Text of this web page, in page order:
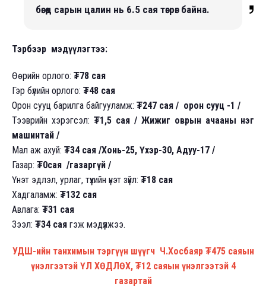
бөгөөд сарын цалин нь 6.5 сая төгрөг байна.
Тэрбээр мэдүүлэгтээ:
Өөрийн орлого: ₮78 сая
Гэр бүлийн орлого: ₮48 сая
Орон сууц барилга байгууламж: ₮247 сая / орон сууц -1 /
Тээврийн хэрэгсэл: ₮1,5 сая / Жижиг оврын ачааны нэг
машинтай /
Мал аж ахуй: ₮34 сая /Хонь-25, Үхэр-30, Адуу-17 /
Газар: ₮0сая /газаргүй /
Үнэт эдлэл, урлаг, түүхийн үнэт зүйл: ₮18 сая
Хадгаламж: ₮132 сая
Авлага: ₮31 сая
Зээл: ₮34 сая гэж мэдүүлжээ.
УДШ-ийн танхимын тэргүүн шүүгч Ч.Хосбаяр ₮475 саяын
үнэлгээтэй ҮЛ ХӨДЛӨХ, ₮12 саяын үнэлгээтэй 4
газартай